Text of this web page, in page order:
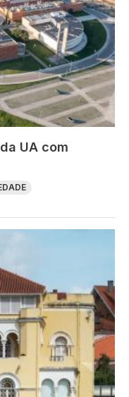
UA com